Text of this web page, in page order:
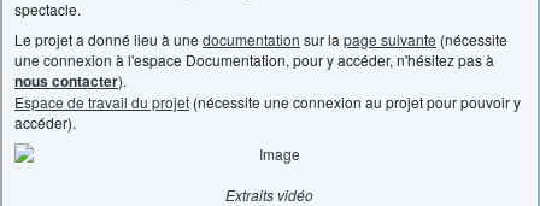
spectacle.
Le projet a donné lieu à une documentation sur la page suivante (nécessite
une connexion à l'espace Documentation, pour y accéder, n'hésitez pas à
nous contacter).
Espace de travail du projet (nécessite une connexion au projet pour pouvoir y
accéder).
Extraits vidéo